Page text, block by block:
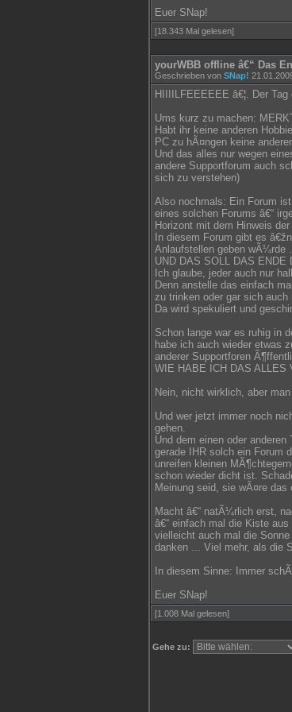
Euer SNap!
[18.343 Mal gelesen]
yourWBB offline â€“ Das
Geschrieben von SNap!
HIIIILFEEEEEE â€¦. Der
Ums kurz zu machen:
Habt ihr keine anderen
PC zu hÃ¤ngen keine
Und das alles nur wegen
andere Supportforum auch
sich zu verstehen)
Also nochmals: Ein Forum
eines solchen Forums â€“
Horizont mit dem Hinweis
In diesem Forum gibt es
Anlaufstellen geben wÃ¼rde
UND DAS SOLL DAS ENDE
Ich glaube, jeder auch nur
Denn anstelle das einfach
zu trinken oder gar sich
Da wird spekuliert und
Schon lange war es ruhig in
habe ich auch wieder etwas
anderer Supportforen
WIE HABE ICH DAS ALLES
Nein, nicht wirklich, aber
Und wer jetzt immer noch
gehen.
Und dem einen oder
gerade IHR solch ein Forum
unreifen kleinen
schon wieder dicht ist.
Meinung seid, sie wÃ¤re das
Macht â€“ natÃ¼rlich erst,
â€“ einfach mal die Kiste
vielleicht auch mal die
danken ... Viel mehr, als die
In diesem Sinne: Immer
Euer SNap!
[1.008 Mal gelesen]
Gehe zu: